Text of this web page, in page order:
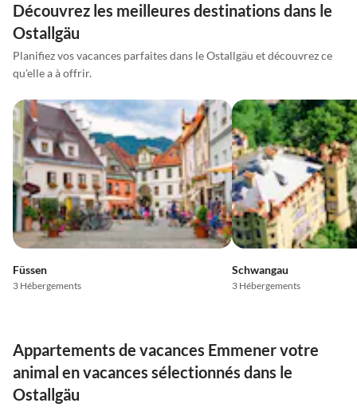
Découvrez les meilleures destinations dans le
Ostallgäu
Planifiez vos vacances parfaites dans le Ostallgäu et découvrez ce
qu'elle a à offrir.
Füssen
3 Hébergements
Schwangau
3 Hébergements
Appartements de vacances Emmener votre
animal en vacances sélectionnés dans le
Ostallgäu